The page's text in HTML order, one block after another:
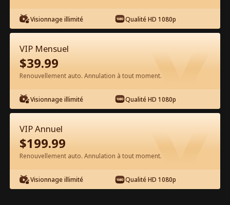
Épisode 64 - Une rencontre fatale
Film complet
0-49 50-70 Tous les épisodes
Visionnage illimité Qualité HD 1080p
VIP Mensuel
$39.99
Renouvellement auto. Annulation à tout moment.
Visionnage illimité Qualité HD 1080p
VIP Annuel
$199.99
Renouvellement auto. Annulation à tout moment.
Visionnage illimité Qualité HD 1080p